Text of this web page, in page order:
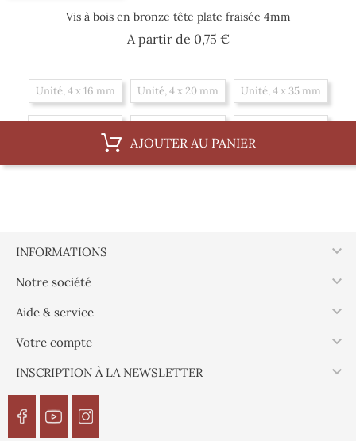
Vis à bois en bronze tête plate fraisée 4mm
A partir de 0,75 €Prix
Unité, 4 x 16 mm Unité, 4 x 20 mm Unité, 4 x 35 mm
Unité, 4 x 30 mm Boite, 4 x 35 mm Boite, 4 x 25 mm
AJOUTER AU PANIER
INFORMATIONS 
Notre société 
Aide & service 
Votre compte 
INSCRIPTION À LA NEWSLETTER 